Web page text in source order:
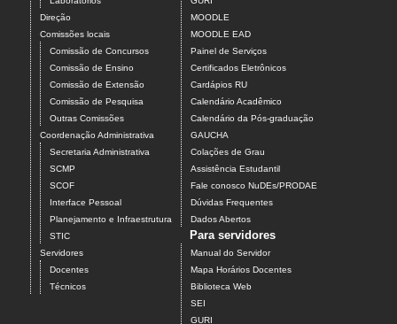
Direção
Comissões locais
Comissão de Concursos
Comissão de Ensino
Comissão de Extensão
Comissão de Pesquisa
Outras Comissões
Coordenação Administrativa
Secretaria Administrativa
SCMP
SCOF
Interface Pessoal
Planejamento e Infraestrutura
STIC
Servidores
Docentes
Técnicos
MOODLE
MOODLE EAD
Painel de Serviços
Certificados Eletrônicos
Cardápios RU
Calendário Acadêmico
Calendário da Pós-graduação
GAUCHA
Colações de Grau
Assistência Estudantil
Fale conosco NuDEs/PRODAE
Dúvidas Frequentes
Dados Abertos
Para servidores
Manual do Servidor
Mapa Horários Docentes
Biblioteca Web
SEI
GURI